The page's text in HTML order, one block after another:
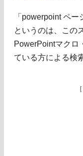
「powerpoint ペー
というのは、この
PowerPointマクロ
ている方による検